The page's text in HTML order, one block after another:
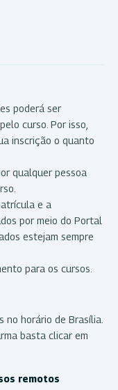
poderá ser
curso. Por isso,
inscrição o quanto
qualquer pessoa
e a
por meio do Portal
estejam sempre
para os cursos.
no horário de Brasília.
basta clicar em
remotos